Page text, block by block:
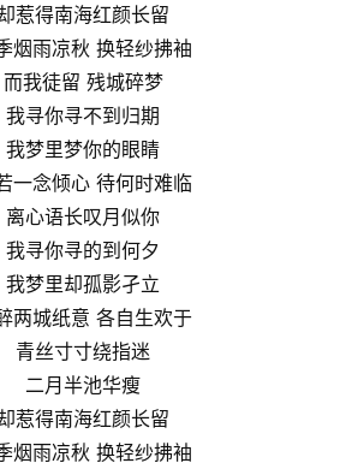
惹得南海红颜长留
烟雨凉秋 换轻纱拂袖
而我徒留 残城碎梦
我寻你寻不到归期
我梦里梦你的眼睛
一念倾心 待何时难临
离心语长叹月似你
我寻你寻的到何夕
我梦里却孤影孑立
两城纸意 各自生欢于
青丝寸寸绕指迷
二月半池华瘦
惹得南海红颜长留
烟雨凉秋 换轻纱拂袖